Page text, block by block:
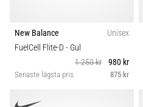
New Balance
Unisex
FuelCell Flite-D - Gul
1 250 kr
980 kr
Senaste lägsta pris 875 kr